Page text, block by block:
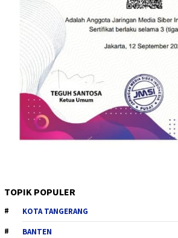
TOPIK POPULER
KOTA TANGERANG
BANTEN